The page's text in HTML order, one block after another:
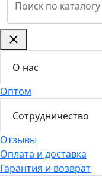
О нас
Оптом
Сотрудничество
Отзывы
Оплата и доставка
Гарантия и возврат